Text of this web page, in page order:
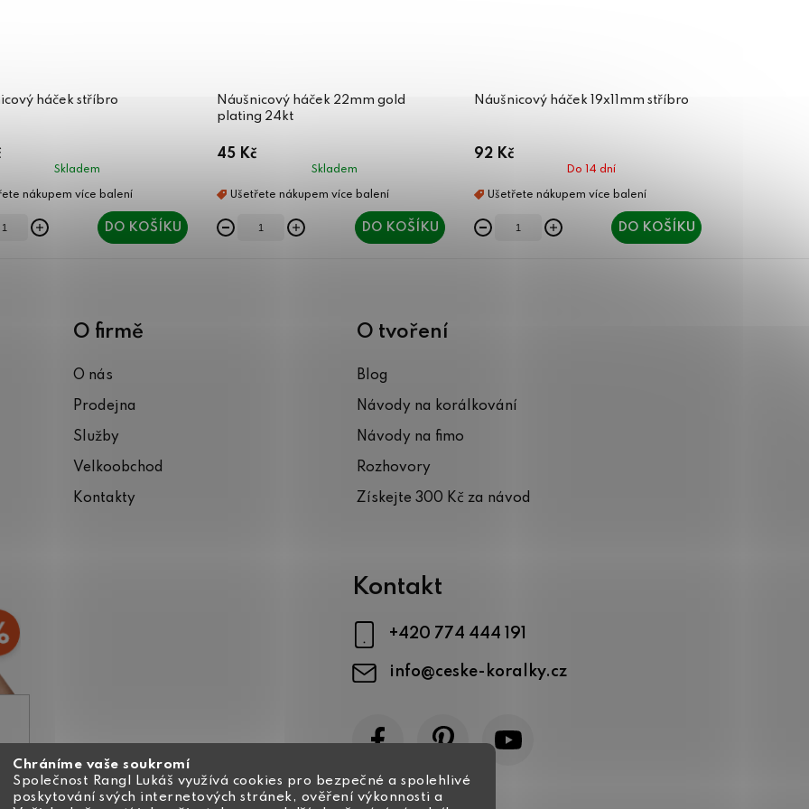
Chráníme vaše soukromí
Společnost Rangl Lukáš využívá cookies pro bezpečné a spolehlivé
poskytování svých internetových stránek, ověření výkonnosti a
háček stříbro
Skladem
DO KOŠÍKU
Náušnicový háček 22mm gold
plating 24kt
45 Kč
Skladem
DO KOŠÍKU
Náušnicový háček 19x11mm stříbro
92 Kč
Do 14 dní
DO KOŠÍKU
O firmě
O nás
Prodejna
Služby
Velkoobchod
Kontakty
O tvoření
Blog
Návody na korálkování
Návody na fimo
Rozhovory
Získejte 300 Kč za návod
Kontakt
info@ceske-koralky.cz
+420 774 444 191